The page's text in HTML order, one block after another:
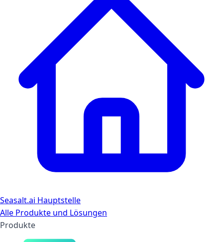
Seasalt.ai Hauptstelle
Alle Produkte und Lösungen
Produkte